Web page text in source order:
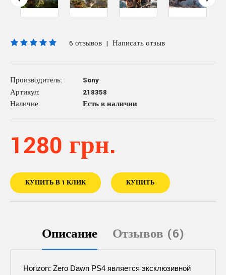
6 отзывов | Написать отзыв
Производитель:
Sony
Артикул:
218358
Наличие:
Есть в наличии
1280 грн.
КУПИТЬ В 1 КЛИК КУПИТЬ
Описание Отзывов (6)
Horizon: Zero Dawn PS4 является эксклюзивной